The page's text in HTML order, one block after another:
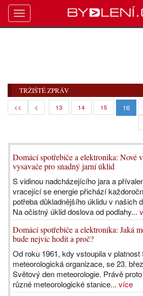
TRŽIŠTĚ ZPRÁV
<< < 13 14 15 16
Domácí spotřebiče a elektronika: Nové
vysavače pro snadný jarní úklid
S vidinou nadcházejícího jara a
vracející se energie přichází
potřeba důkladnějšího úklidu v našich
Na očistný úklid doslova od podlahy...
Domácí spotřebiče a elektronika: Jaká
bude nejvíc hodit a proč?
Od roku 1961, kdy vstoupila v platnost
meteorologická organizace, se 23.
Světový den meteorologie. Právě
různé meteorologické stanice... více
Toggle
navigation